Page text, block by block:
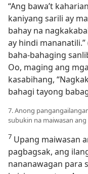
“Ang bawa’t
kaniyang sarili ay
bahay na
ay hindi mananatili.”
baha-bahaging
Oo, maging ang
kasabihang,
bahagi tayong
7. Anong
subukin na maiwasan
7 Upang maiwasan
pagbagsak, ang
nananawagan para